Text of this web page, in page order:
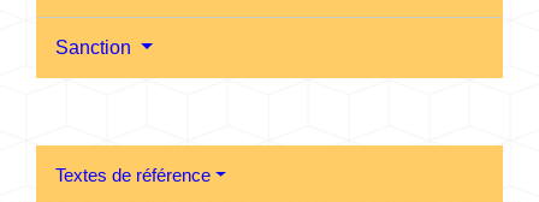
Sanction
Textes de référence